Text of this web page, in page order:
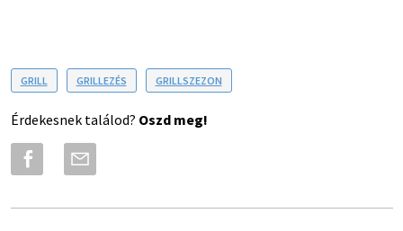
GRILL GRILLEZÉS GRILLSZEZON
Érdekesnek találod? Oszd meg!